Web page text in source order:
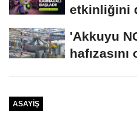
etkinliğini
'Akkuyu
ASAYIŞ